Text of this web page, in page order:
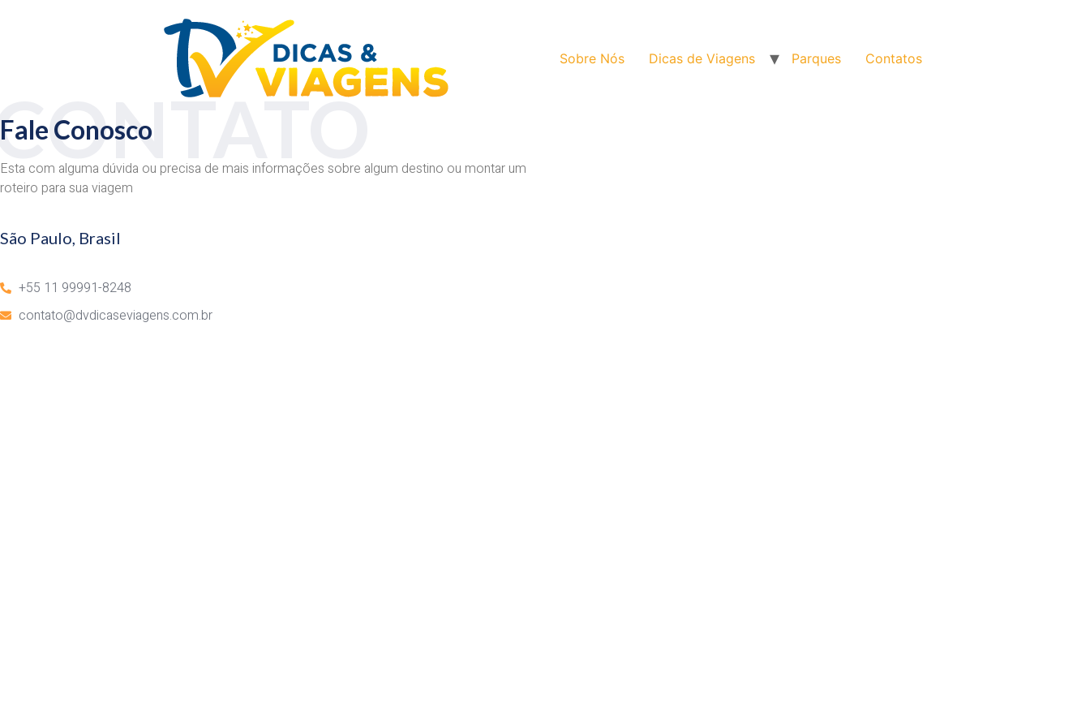
Sobre Nós Dicas de Viagens Parques Contatos
Fale Conosco
Esta com alguma dúvida ou precisa de mais informações sobre algum destino ou montar um
roteiro para sua viagem
São Paulo, Brasil
+55 11 99991-8248
contato@dvdicaseviagens.com.br